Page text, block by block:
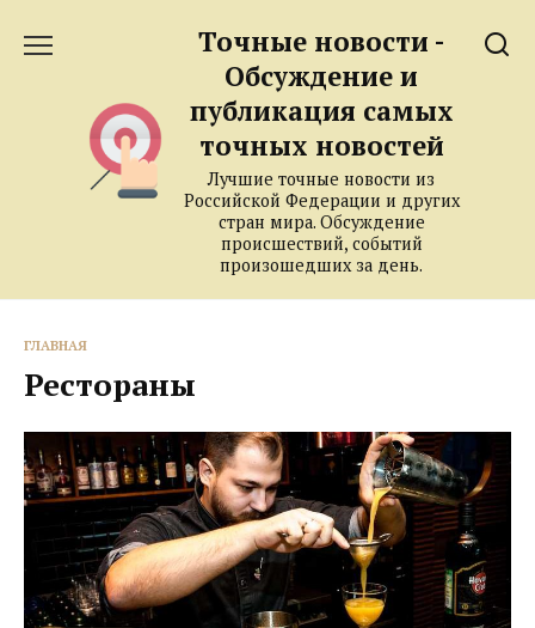
Точные новости -
Обсуждение и
публикация самых
точных новостей
Лучшие точные новости из
Российской Федерации и других
стран мира. Обсуждение
происшествий, событий
произошедших за день.
ГЛАВНАЯ
Рестораны